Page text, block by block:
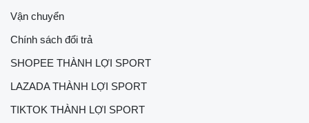
Vận chuyển
Chính sách đổi trả
SHOPEE THÀNH LỢI SPORT
LAZADA THÀNH LỢI SPORT
TIKTOK THÀNH LỢI SPORT